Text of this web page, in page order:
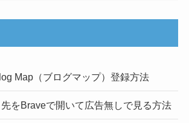
Map（ブログマップ）登録方法
をBraveで開いて広告無しで見る方法